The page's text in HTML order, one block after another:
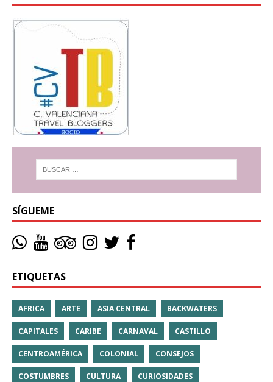
SÍGUEME
ETIQUETAS
AFRICA ARTE ASIA CENTRAL BACKWATERS
CAPITALES CARIBE CARNAVAL CASTILLO
CENTROAMÉRICA COLONIAL CONSEJOS
COSTUMBRES CULTURA CURIOSIDADES